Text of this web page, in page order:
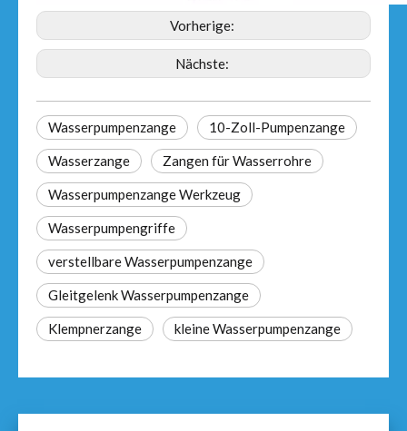
Vorherige:
Nächste:
Wasserpumpenzange 10-Zoll-Pumpenzange
Wasserzange Zangen für Wasserrohre
Wasserpumpenzange Werkzeug
Wasserpumpengriffe
verstellbare Wasserpumpenzange
Gleitgelenk Wasserpumpenzange
Klempnerzange kleine Wasserpumpenzange